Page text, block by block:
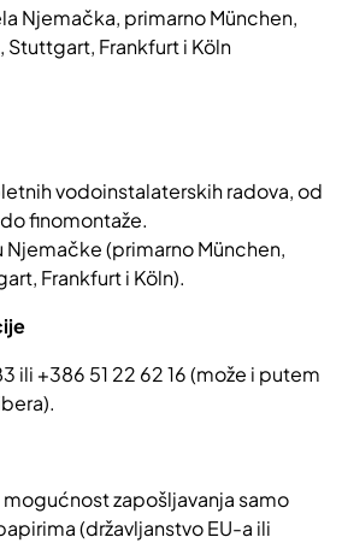
Njemačka, primarno München,
Stuttgart, Frankfurt i Köln
vodoinstalaterskih radova, od
finomontaže.
Njemačke (primarno München,
Frankfurt i Köln).
ili +386 51 22 62 16 (može i putem
zapošljavanja samo
(državljanstvo EU-a ili